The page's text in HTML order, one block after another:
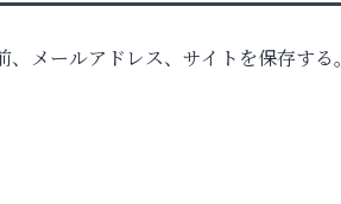
メールアドレス、サイトを保存する。